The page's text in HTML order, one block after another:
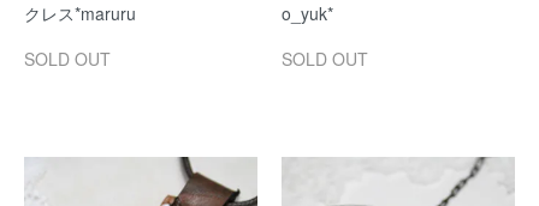
クレス*maruru
SOLD OUT
o_yuk*
SOLD OUT